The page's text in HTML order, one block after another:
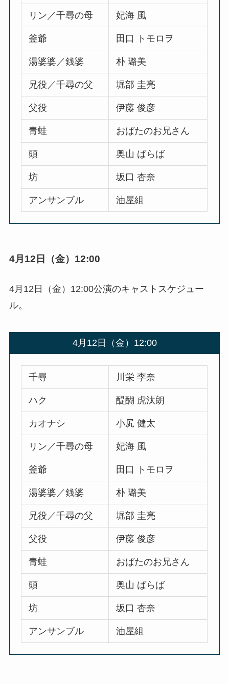
リン／千尋の母 妃海 風
釜爺 田口 トモロヲ
湯婆婆／銭婆 朴 璐美
兄役／千尋の父 堀部 圭亮
父役 伊藤 俊彦
青蛙 おばたのお兄さん
頭 奥山 ばらば
坊 坂口 杏奈
アンサンブル 油屋組
4月12日（金）12:00
4月12日（金）12:00公演のキャストスケジュー
ル。
4月12日（金）12:00
千尋 川栄 李奈
ハク 醍醐 虎汰朗
カオナシ 小㞍 健太
リン／千尋の母 妃海 風
釜爺 田口 トモロヲ
湯婆婆／銭婆 朴 璐美
兄役／千尋の父 堀部 圭亮
父役 伊藤 俊彦
青蛙 おばたのお兄さん
頭 奥山 ばらば
坊 坂口 杏奈
アンサンブル 油屋組